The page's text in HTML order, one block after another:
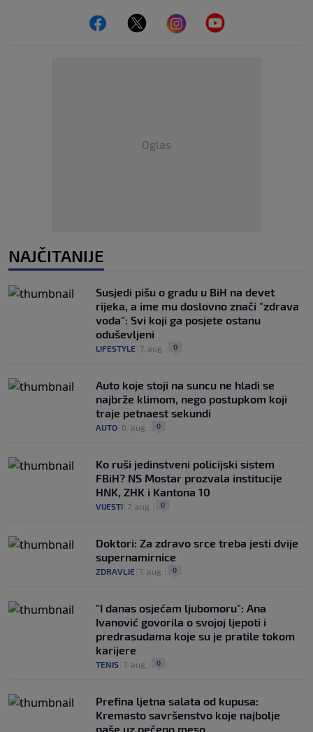
Oglas
NAJČITANIJE
Susjedi pišu o gradu u BiH na devet
rijeka, a ime mu doslovno znači "zdrava
voda": Svi koji ga posjete ostanu
oduševljeni
LIFESTYLE 7. aug. 0
Auto koje stoji na suncu ne hladi se
najbrže klimom, nego postupkom koji
traje petnaest sekundi
AUTO 6. aug. 0
Ko ruši jedinstveni policijski sistem
FBiH? NS Mostar prozvala institucije
HNK, ZHK i Kantona 10
VIJESTI 7. aug. 0
Doktori: Za zdravo srce treba jesti dvije
supernamirnice
ZDRAVLJE 7. aug. 0
"I danas osjećam ljubomoru": Ana
Ivanović govorila o svojoj ljepoti i
predrasudama koje su je pratile tokom
karijere
TENIS 7. aug. 0
Prefina ljetna salata od kupusa:
Kremasto savršenstvo koje najbolje
paše uz pečeno meso